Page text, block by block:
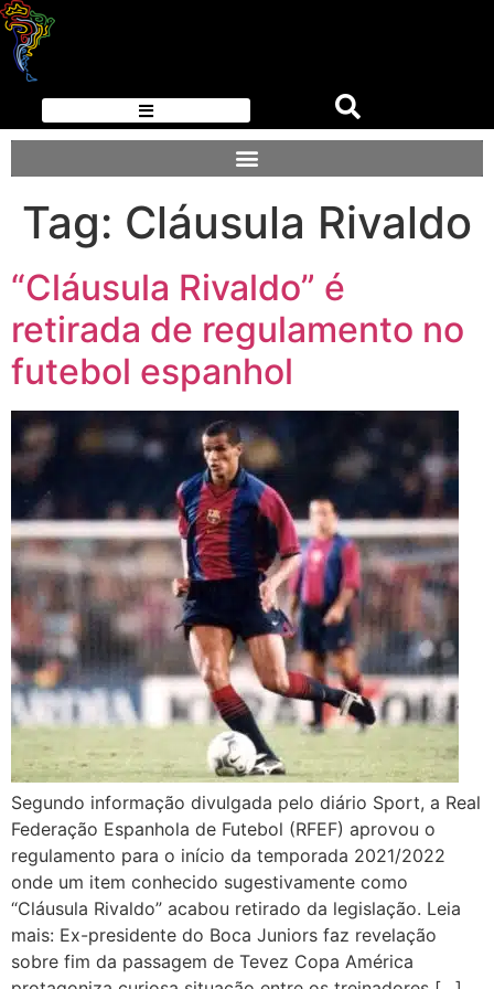
Tag: Cláusula Rivaldo
“Cláusula Rivaldo” é
retirada de regulamento no
futebol espanhol
Segundo informação divulgada pelo diário Sport, a Real
Federação Espanhola de Futebol (RFEF) aprovou o
regulamento para o início da temporada 2021/2022
onde um item conhecido sugestivamente como
“Cláusula Rivaldo” acabou retirado da legislação. Leia
mais: Ex-presidente do Boca Juniors faz revelação
sobre fim da passagem de Tevez Copa América